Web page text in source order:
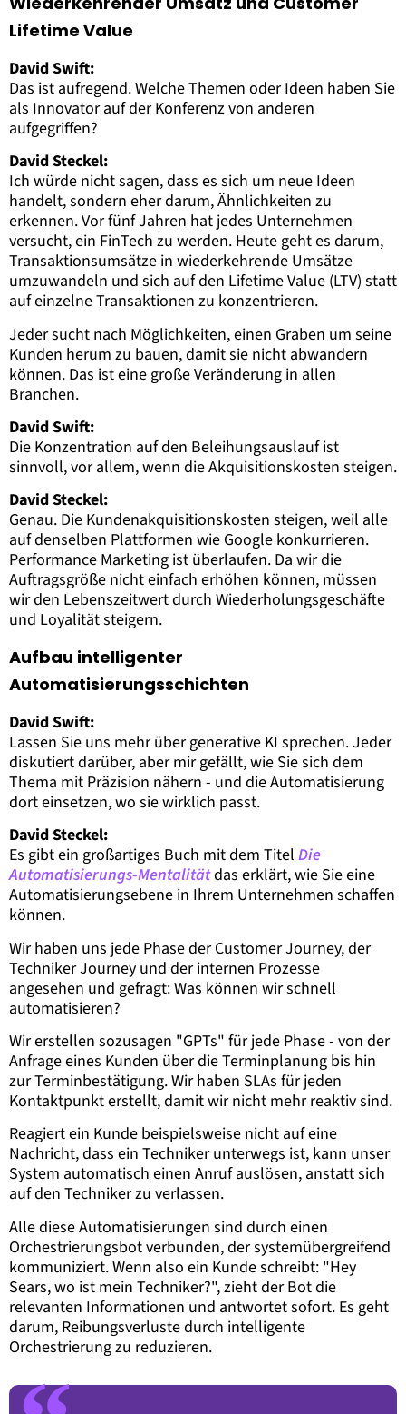
Lifetime Value
David Swift:
Das ist aufregend. Welche Themen oder Ideen haben Sie
als Innovator auf der Konferenz von anderen
aufgegriffen?
David Steckel:
Ich würde nicht sagen, dass es sich um neue Ideen
handelt, sondern eher darum, Ähnlichkeiten zu
erkennen. Vor fünf Jahren hat jedes Unternehmen
versucht, ein FinTech zu werden. Heute geht es darum,
Transaktionsumsätze in wiederkehrende Umsätze
umzuwandeln und sich auf den Lifetime Value (LTV) statt
auf einzelne Transaktionen zu konzentrieren.
Jeder sucht nach Möglichkeiten, einen Graben um seine
Kunden herum zu bauen, damit sie nicht abwandern
können. Das ist eine große Veränderung in allen
Branchen.
David Swift:
Die Konzentration auf den Beleihungsauslauf ist
sinnvoll, vor allem, wenn die Akquisitionskosten steigen.
David Steckel:
Genau. Die Kundenakquisitionskosten steigen, weil alle
auf denselben Plattformen wie Google konkurrieren.
Performance Marketing ist überlaufen. Da wir die
Auftragsgröße nicht einfach erhöhen können, müssen
wir den Lebenszeitwert durch Wiederholungsgeschäfte
und Loyalität steigern.
Aufbau intelligenter
Automatisierungsschichten
David Swift:
Lassen Sie uns mehr über generative KI sprechen. Jeder
diskutiert darüber, aber mir gefällt, wie Sie sich dem
Thema mit Präzision nähern - und die Automatisierung
dort einsetzen, wo sie wirklich passt.
David Steckel:
Es gibt ein großartiges Buch mit dem Titel Die
Automatisierungs-Mentalitätdas erklärt, wie Sie eine
Automatisierungsebene in Ihrem Unternehmen schaffen
können.
Wir haben uns jede Phase der Customer Journey, der
Techniker Journey und der internen Prozesse
angesehen und gefragt: Was können wir schnell
automatisieren?
Wir erstellen sozusagen "GPTs" für jede Phase - von der
Anfrage eines Kunden über die Terminplanung bis hin
zur Terminbestätigung. Wir haben SLAs für jeden
Kontaktpunkt erstellt, damit wir nicht mehr reaktiv sind.
Reagiert ein Kunde beispielsweise nicht auf eine
Nachricht, dass ein Techniker unterwegs ist, kann unser
System automatisch einen Anruf auslösen, anstatt sich
auf den Techniker zu verlassen.
Alle diese Automatisierungen sind durch einen
Orchestrierungsbot verbunden, der systemübergreifend
kommuniziert. Wenn also ein Kunde schreibt: "Hey
Sears, wo ist mein Techniker?", zieht der Bot die
relevanten Informationen und antwortet sofort. Es geht
darum, Reibungsverluste durch intelligente
Orchestrierung zu reduzieren.